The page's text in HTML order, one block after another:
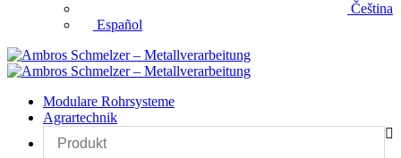
Čeština
Español
Modulare Rohrsysteme
Agrartechnik